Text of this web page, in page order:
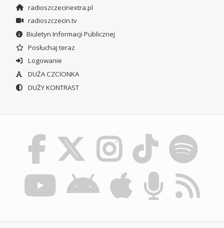
radioszczecinextra.pl
radioszczecin.tv
Biuletyn Informacji Publicznej
Posłuchaj teraz
Logowanie
DUŻA CZCIONKA
DUŻY KONTRAST